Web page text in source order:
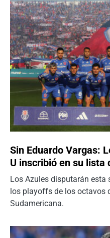
Sin Eduardo Vargas:
U inscribió en su lista
Los Azules disputarán esta
los playoffs de los octavos
Sudamericana.